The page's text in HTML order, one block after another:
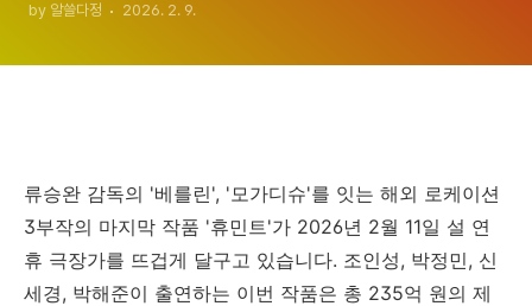
영화)
by 알쓸다정 2026. 2. 9.
류승완 감독의 '베를린', '모가디슈'를 잇는 해외 로케이션
3부작의 마지막 작품 '휴민트'가 2026년 2월 11일 설 연
휴 극장가를 뜨겁게 달구고 있습니다. 조인성, 박정민, 신
세경, 박해준이 출연하는 이번 작품은 총 235억 원의 제